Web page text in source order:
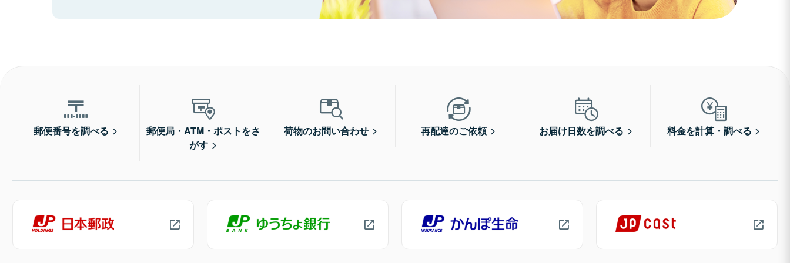
郵便番号を調べる
郵便局・ATM・ポストをさ
がす
荷物のお問い合わせ 再配達のご依頼 お届け日数を調べる 料金を計算・調べる